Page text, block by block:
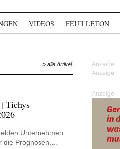
VIDEOS FEUILLETON
» alle Artikel
Tichys
Unternehmen
die Prognosen,…
Anzeige